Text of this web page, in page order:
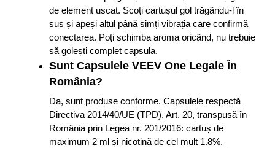
de element uscat. Scoți cartușul gol trăgându-l în
sus și apeși altul până simți vibrația care confirmă
conectarea. Poți schimba aroma oricând, nu trebuie
să golești complet capsula.
Sunt Capsulele VEEV One Legale În
România?
Da, sunt produse conforme. Capsulele respectă
Directiva 2014/40/UE (TPD), Art. 20, transpusă în
România prin Legea nr. 201/2016: cartuș de
maximum 2 ml și nicotină de cel mult 1.8%.